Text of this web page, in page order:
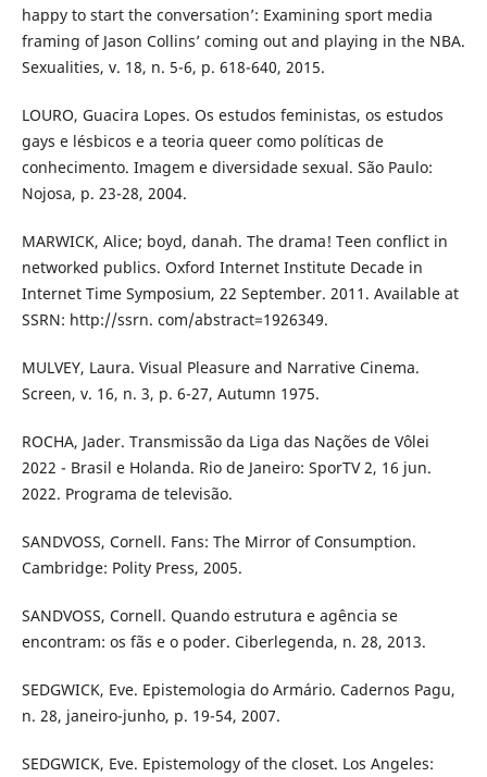
happy to start the conversation’: Examining sport media
framing of Jason Collins’ coming out and playing in the NBA.
Sexualities, v. 18, n. 5-6, p. 618-640, 2015.
LOURO, Guacira Lopes. Os estudos feministas, os estudos
gays e lésbicos e a teoria queer como políticas de
conhecimento. Imagem e diversidade sexual. São Paulo:
Nojosa, p. 23-28, 2004.
MARWICK, Alice; boyd, danah. The drama! Teen conflict in
networked publics. Oxford Internet Institute Decade in
Internet Time Symposium, 22 September. 2011. Available at
SSRN: http://ssrn. com/abstract=1926349.
MULVEY, Laura. Visual Pleasure and Narrative Cinema.
Screen, v. 16, n. 3, p. 6-27, Autumn 1975.
ROCHA, Jader. Transmissão da Liga das Nações de Vôlei
2022 - Brasil e Holanda. Rio de Janeiro: SporTV 2, 16 jun.
2022. Programa de televisão.
SANDVOSS, Cornell. Fans: The Mirror of Consumption.
Cambridge: Polity Press, 2005.
SANDVOSS, Cornell. Quando estrutura e agência se
encontram: os fãs e o poder. Ciberlegenda, n. 28, 2013.
SEDGWICK, Eve. Epistemologia do Armário. Cadernos Pagu,
n. 28, janeiro-junho, p. 19-54, 2007.
SEDGWICK, Eve. Epistemology of the closet. Los Angeles: